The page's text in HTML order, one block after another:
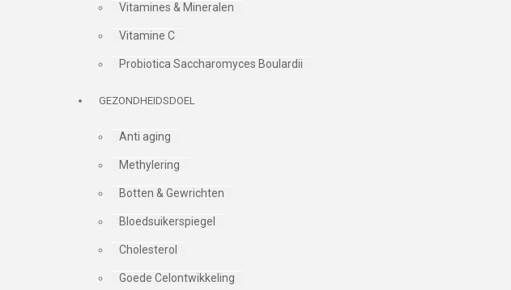
Vitamines & Mineralen
Vitamine C
Probiotica Saccharomyces Boulardii
GEZONDHEIDSDOEL
Anti aging
Methylering
Botten & Gewrichten
Bloedsuikerspiegel
Cholesterol
Goede Celontwikkeling